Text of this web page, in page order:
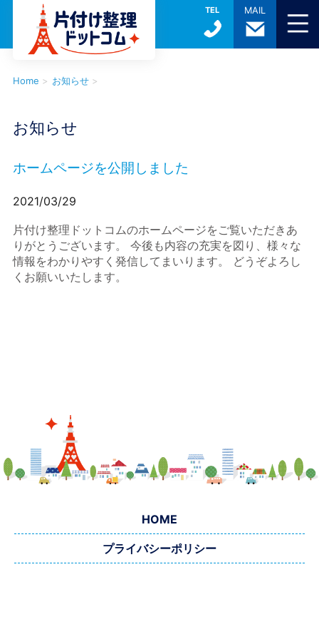
TEL MAIL
Home > お知らせ >
お知らせ
ホームページを公開しました
2021/03/29
片付け整理ドットコムのホームページをご覧いただきあ
りがとうございます。 今後も内容の充実を図り、様々な
情報をわかりやすく発信してまいります。 どうぞよろし
くお願いいたします。
HOME
プライバシーポリシー